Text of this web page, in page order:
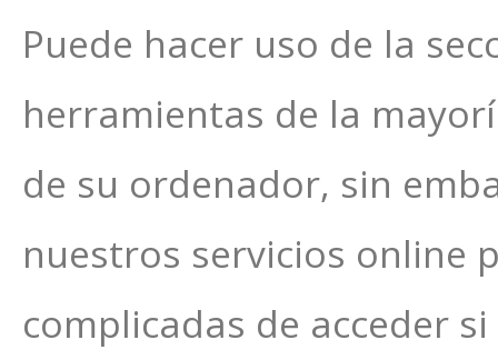
Puede hacer uso de la
herramientas de la
de su ordenador, sin
nuestros servicios online
complicadas de acceder